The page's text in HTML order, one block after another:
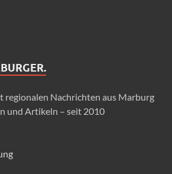
regionalen Nachrichten aus Marburg
und Artikeln – seit 2010